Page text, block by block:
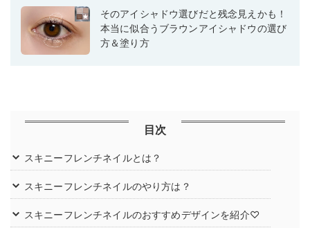
そのアイシャドウ選びだと残念見えかも！
本当に似合うブラウンアイシャドウの選び
方＆塗り方
目次
スキニーフレンチネイルとは？
スキニーフレンチネイルのやり方は？
スキニーフレンチネイルのおすすめデザインを紹介♡